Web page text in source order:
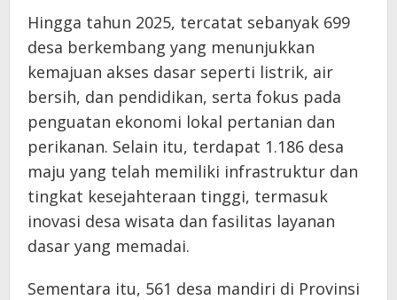
Hingga tahun 2025, tercatat sebanyak 699
desa berkembang yang menunjukkan
kemajuan akses dasar seperti listrik, air
bersih, dan pendidikan, serta fokus pada
penguatan ekonomi lokal pertanian dan
perikanan. Selain itu, terdapat 1.186 desa
maju yang telah memiliki infrastruktur dan
tingkat kesejahteraan tinggi, termasuk
inovasi desa wisata dan fasilitas layanan
dasar yang memadai.
Sementara itu, 561 desa mandiri di Provinsi